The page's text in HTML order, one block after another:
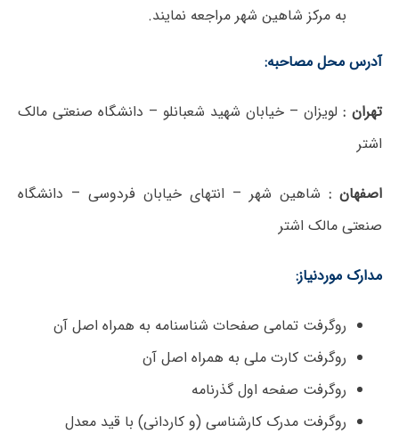
به مرکز شاهین شهر مراجعه نمایند.
آدرس محل مصاحبه:
تهران :لویزان – خیابان شهید شعبانلو – دانشگاه صنعتی مالک
اشتر
اصفهان : شاهین شهر – انتهای خیابان فردوسی – دانشگاه
صنعتی مالک اشتر
مدارک موردنیاز:
روگرفت تمامی صفحات شناسنامه به همراه اصل آن
روگرفت کارت ملی به همراه اصل آن
روگرفت صفحه اول گذرنامه
روگرفت مدرک کارشناسی (و کاردانی) با قید معدل